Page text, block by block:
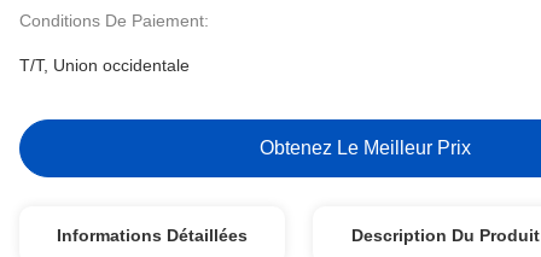
Conditions De Paiement:
T/T, Union occidentale
Obtenez Le Meilleur Prix
Informations Détaillées Description Du Produit